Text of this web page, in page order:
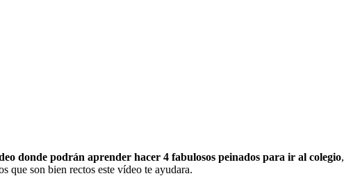
donde podrán aprender hacer 4 fabulosos peinados para ir al colegio,
que son bien rectos este vídeo te ayudara.